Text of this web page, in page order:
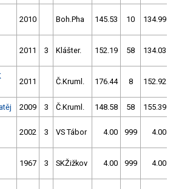
2010 Boh.Pha 145.53 10 134.99
2011 3 Klášter. 152.19 58 134.03
2011 Č.Kruml. 176.44 8 152.92
2009 3 Č.Kruml. 148.58 58 155.39
2002 3 VS Tábor 4.00 999 4.00
1967 3 SKŽižkov 4.00 999 4.00